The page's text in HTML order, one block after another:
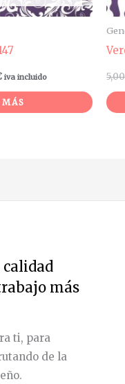
iva incluido 5,00
más
ti, para
de la